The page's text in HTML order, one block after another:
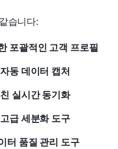
습니다:
포괄적인 고객 프로필
동 데이터 캡처
실시간 동기화
급 세분화 도구
터 품질 관리 도구